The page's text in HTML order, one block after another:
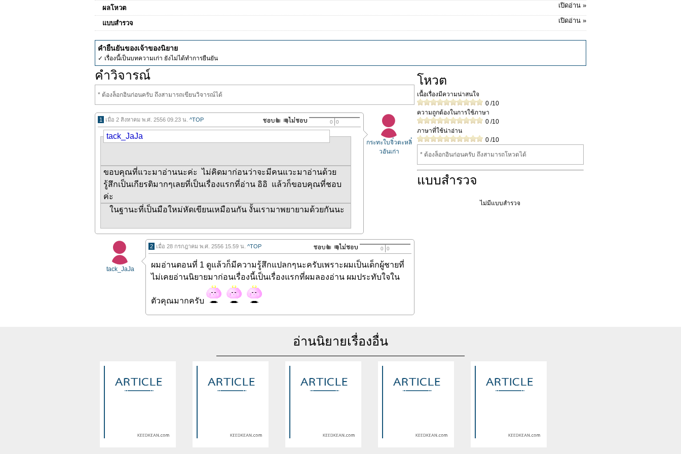
ผลโหวต เปิดอ่าน »
แบบสำรวจ เปิดอ่าน »
คำยืนยันของเจ้าของนิยาย
✓ เรื่องนี้เป็นบทความเก่า ยังไม่ได้ทำการยืนยัน
คำวิจารณ์
* ต้องล็อกอินก่อนครับ ถึงสามารถเขียนวิจารณ์ได้
กระทะใบจิ๋วตะหลิ๋
วอันเก่า
1 เมื่อ 2 สิงหาคม พ.ศ. 2556 09.23 น. ^TOP 0 0
tack_JaJa
ขอบคุณที่แวะมาอ่านนะค่ะ ไม่คิดมาก่อนว่าจะมีคนแวะมาอ่านด้วย
รู้สึกเป็นเกียรติมากๆเลยที่เป็นเรื่องแรกที่อ่าน อิอิ แล้วก็ขอบคุณที่ชอบ
ค่ะ
ในฐานะที่เป็นมือใหม่หัดเขียนเหมือนกัน งั้นเรามาพยายามด้วยกันนะ
tack_JaJa
2 เมื่อ 28 กรกฎาคม พ.ศ. 2556 15.59 น. ^TOP 0 0
ผมอ่านตอนที่ 1 ดูแล้วก็มีความรู้สึกแปลกๆนะครับเพราะผมเป็นเด็กผู้ชายที่
ไม่เคยอ่านนิยายมาก่อนเรื่องนี้เป็นเรื่องแรกที่ผมลองอ่าน ผมประทับใจใน
ตัวคุณมากครับ
โหวต
เนื้อเรื่องมีความน่าสนใจ
0/10
ความถูกต้องในการใช้ภาษา
0/10
ภาษาที่ใช้น่าอ่าน
0/10
* ต้องล็อกอินก่อนครับ ถึงสามารถโหวดได้
แบบสำรวจ
ไม่มีแบบสำรวจ
อ่านนิยายเรื่องอื่น